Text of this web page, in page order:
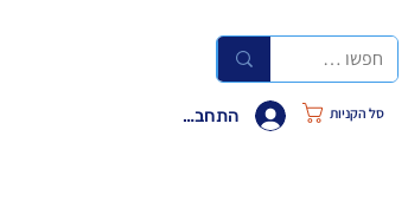
התחבר סל הקניות